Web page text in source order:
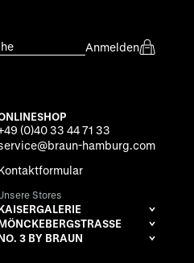
Anmelden
(0)40 33 44 71 33
hamburg.com
Stores
3 BY BRAUN